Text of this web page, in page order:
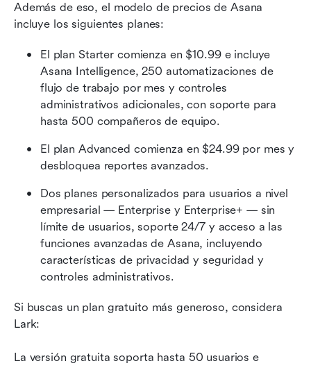
Además de eso, el modelo de precios de Asana
incluye los siguientes planes:
El plan Starter comienza en $10.99 e incluye
Asana Intelligence, 250 automatizaciones de
flujo de trabajo por mes y controles
administrativos adicionales, con soporte para
hasta 500 compañeros de equipo.
El plan Advanced comienza en $24.99 por mes y
desbloquea reportes avanzados.
Dos planes personalizados para usuarios a nivel
empresarial — Enterprise y Enterprise+ — sin
límite de usuarios, soporte 24/7 y acceso a las
funciones avanzadas de Asana, incluyendo
características de privacidad y seguridad y
controles administrativos.
Si buscas un plan gratuito más generoso, considera
Lark:
La versión gratuita soporta hasta 50 usuarios e